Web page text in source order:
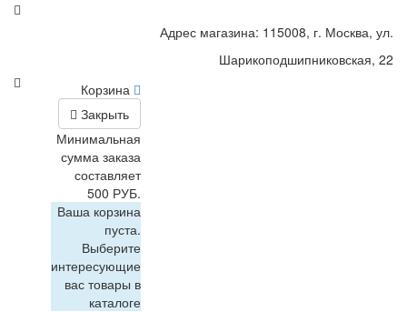
Адрес магазина: 115008, г. Москва, ул.
Шарикоподшипниковская, 22
Корзина
Закрыть
Минимальная
сумма заказа
составляет
500 РУБ.
Ваша корзина
пуста.
Выберите
интересующие
вас товары в
каталоге